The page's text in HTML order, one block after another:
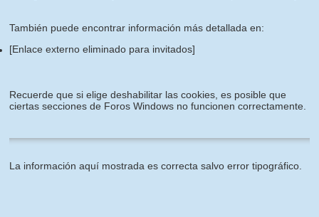
También puede encontrar información más detallada en:
[Enlace externo eliminado para invitados]
Recuerde que si elige deshabilitar las cookies, es posible que
ciertas secciones de Foros Windows no funcionen correctamente.
La información aquí mostrada es correcta salvo error tipográfico.